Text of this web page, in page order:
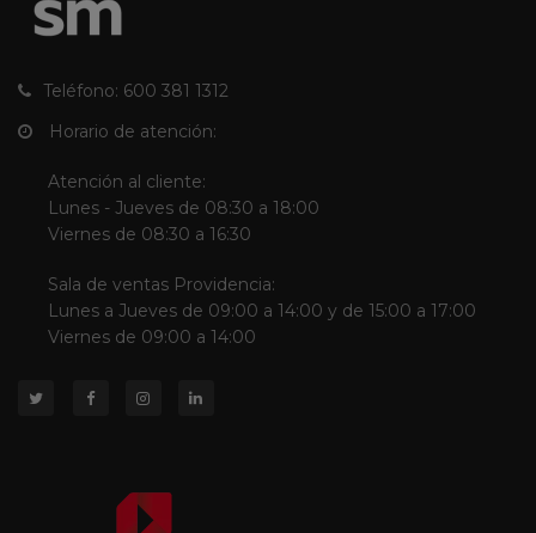
Teléfono: 600 381 1312
Horario de atención:
Atención al cliente:
Lunes - Jueves de 08:30 a 18:00
Viernes de 08:30 a 16:30
Sala de ventas Providencia:
Lunes a Jueves de 09:00 a 14:00 y de 15:00 a 17:00
Viernes de 09:00 a 14:00